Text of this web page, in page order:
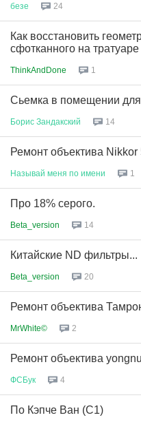
безе 24
Как восстановить
сфотканного на тратуаре
ThinkAndDone 1
Сьемка в помещении для
Борис Зандакский 14
Ремонт объектива Nikkor
Называй меня по имени 1
Про 18% серого.
Beta_version 14
Китайские ND фильтры...
Beta_version 20
Ремонт объектива
MrWhite© 2
Ремонт объектива
ФСБук 4
По Кэпче Ван (С1)